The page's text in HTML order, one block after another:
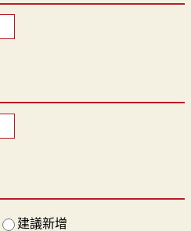
建議新增